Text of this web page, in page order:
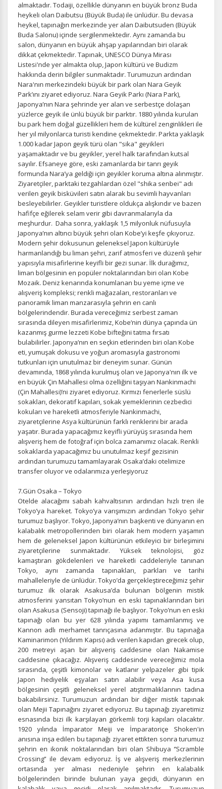
ÇEREZ KULLANIM AYARLARINIZ
Çerez tercihlerinizibelirleyin.
Daha fazla bilgi içinKVKK bilgilendirmemizi,çerez kullanım
gizlilik koşullarınıinceleyebilirsiniz.
Zorunlu Çerezler HER ZAMAN AKTIF
Oturum yönetimi, güvenlik ve temel site işlevleri için
gereklidir. Bu çerezler olmadan site düzgün çalışmaz ve
devre dışı bırakılamaz.
İstatistik Çerezleri
Ziyaretçilerin siteyi nasıl kullandığını anonim olarak
ölçeriz. Hangi sayfaların popüler olduğunu ve
kullanıcıların nerede zorluk yaşadığını anlamamıza
yardımcı olur.
Pazarlama Çerezleri
Size ve ilgi alanlarınıza uygun reklamlar göstermek için
kullanılır. Kapatırsanız reklamları görmeye devam
edersiniz, ancak daha az alakalı olabilirler.
Tercihleri Kaydet
almaktadır. Todaiji, özellikle dünyanın en büyük bronz Buda
heykeli olan Daibutsu (Büyük Buda) ile ünlüdür. Bu devasa
heykel, tapınağın merkezinde yer alan Daibutsuden (Büyük
Buda Salonu) içinde sergilenmektedir. Aynı zamanda bu
salon, dünyanın en büyük ahşap yapılarından biri olarak
dikkat çekmektedir. Tapınak, UNESCO Dünya Mirası
Listesi'nde yer almakta olup, Japon kültürü ve Budizm
hakkında derin bilgiler sunmaktadır. Turumuzun ardından
Nara'nın merkezindeki büyük bir park olan Nara Geyik
Park’ını ziyaret ediyoruz. Nara Geyik Parkı (Nara Park),
Japonya’nın Nara şehrinde yer alan ve serbestçe dolaşan
yüzlerce geyik ile ünlü büyük bir parktır. 1880 yılında kurulan
bu park hem doğal güzellikleri hem de kültürel zenginlikleri ile
her yıl milyonlarca turisti kendine çekmektedir. Parkta yaklaşık
1.000 kadar Japon geyik türü olan "sika" geyikleri
yaşamaktadır ve bu geyikler, yerel halk tarafından kutsal
sayılır. Efsaneye göre, eski zamanlarda bir tanrı geyik
formunda Nara’ya geldiği için geyikler koruma altına alınmıştır.
Ziyaretçiler, parktaki tezgahlardan özel "shika senbei" adı
verilen geyik bisküvileri satın alarak bu sevimli hayvanları
besleyebilirler. Geyikler turistlere oldukça alışkındır ve bazen
hafifçe eğilerek selam verir gibi davranmalarıyla da
meşhurdur. Daha sonra, yaklaşık 1,5 milyonluk nüfusuyla
Japonya’nın altıncı büyük şehri olan Kobe’yi keşfe çıkıyoruz.
Modern şehir dokusunun geleneksel Japon kültürüyle
harmanlandığı bu liman şehri, zarif atmosferi ve düzenli şehir
yapısıyla misafirlerine keyifli bir gezi sunar. İlk durağımız,
liman bölgesinin en popüler noktalarından biri olan Kobe
Mozaik. Deniz kenarında konumlanan bu yeme içme ve
alışveriş kompleksi; renkli mağazaları, restoranları ve
panoramik liman manzarasıyla şehrin en canlı
bölgelerindendir. Burada vereceğimiz serbest zaman
sırasında dileyen misafirlerimiz, Kobe’nin dünya çapında ün
kazanmış gurme lezzeti Kobe bifteğini tatma fırsatı
bulabilirler. Japonya’nın en seçkin etlerinden biri olan Kobe
eti, yumuşak dokusu ve yoğun aromasıyla gastronomi
tutkunları için unutulmaz bir deneyim sunar. Günün
devamında, 1868 yılında kurulmuş olan ve Japonya'nın ilk ve
en büyük Çin Mahallesi olma özelliğini taşıyan Nankinmachi
(Çin Mahallesi)’ni ziyaret ediyoruz. Kırmızı fenerlerle süslü
sokakları, dekoratif kapıları, sokak yemeklerinin cezbedici
kokuları ve hareketli atmosferiyle Nankinmachi,
ziyaretçilerine Asya kültürünün farklı renklerini bir arada
yaşatır. Burada yapacağımız keyifli yürüyüş sırasında hem
alışveriş hem de fotoğraf için bolca zamanımız olacak. Renkli
sokaklarda yapacağımız bu unutulmaz keşif gezisinin
ardından turumuzu tamamlayarak Osaka’daki otelimize
transfer oluyor ve odalarımıza yerleşiyoruz
7.Gün Osaka – Tokyo
Otelde alacağımı sabah kahvaltısının ardından hızlı tren ile
Tokyo’ya hareket. Tokyo’ya varışımızın ardından Tokyo şehir
turumuz başlıyor. Tokyo, Japonya’nın başkenti ve dünyanın en
kalabalık metropollerinden biri olarak hem modern yaşamın
hem de geleneksel Japon kültürünün etkileyici bir birleşimini
ziyaretçilerine sunmaktadır. Yüksek teknolojisi, göz
kamaştıran gökdelenleri ve hareketli caddeleriyle tanınan
Tokyo, aynı zamanda tapınakları, parkları ve tarihi
mahalleleriyle de ünlüdür. Tokyo’da gerçekleştireceğimiz şehir
turumuz ilk olarak Asakusa’da bulunan bölgenin mistik
atmosferini yansıtan Tokyo’nun en eski tapınaklarından biri
olan Asakusa (Sensoji) tapınağı ile başlıyor. Tokyo’nun en eski
tapınağı olan bu yer 628 yılında yapımı tamamlanmış ve
Kannon adlı merhamet tanrıçasına adanmıştır. Bu tapınağa
Kaminarimon (Yıldırım Kapısı) adı verilen kapıdan girecek olup,
200 metreyi aşan bir alışveriş caddesine olan Nakamise
caddesine çıkacağız. Alışveriş caddesinde vereceğimiz mola
sırasında, çeşitli kimonolar ve katlanır yelpazeler gibi tipik
Japon hediyelik eşyaları satın alabilir veya Asa kusa
bölgesinin çeşitli geleneksel yerel atıştırmalıklarının tadına
bakabilirsiniz. Turumuzun ardından bir diğer mistik tapınak
olan Mejii Tapınağını ziyaret ediyoruz. Bu tapınağı ziyaretimiz
esnasında bizi ilk karşılayan görkemli torji kapıları olacaktır.
1920 yılında İmparator Meiji ve İmparatoriçe Shoken'in
anısına inşa edilen bu tapınağı ziyaret ettikten sonra turumuz
şehrin en ikonik noktalarından biri olan Shibuya ‘’Scramble
Crossing’’ ile devam ediyoruz. İş ve alışveriş merkezlerinin
ortasında yer alması nedeniyle şehrin en kalabalık
bölgelerinden birinde bulunan yaya geçidi, dünyanın en